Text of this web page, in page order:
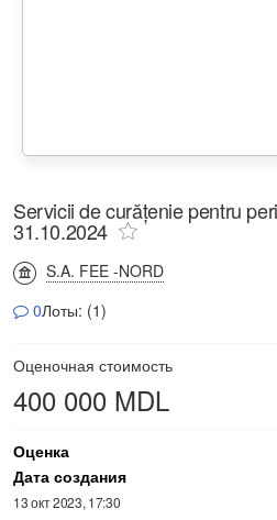
Servicii de curățenie pentru
31.10.2024
S.A. FEE -NORD
0Лоты: (1)
Оценочная стоимость
400 000 MDL
Оценка
Дата создания
13 окт 2023, 17:30